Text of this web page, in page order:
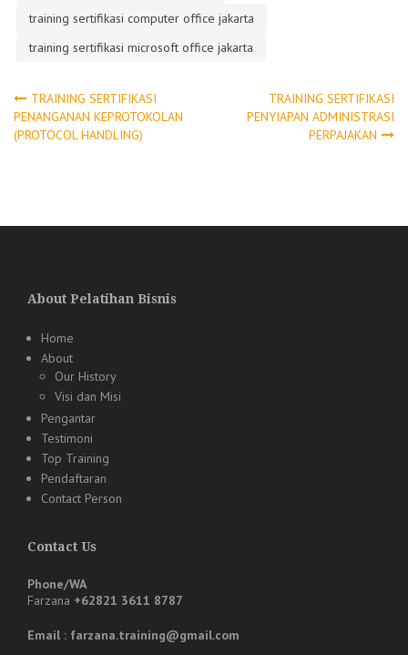
training sertifikasi computer office jakarta
training sertifikasi microsoft office jakarta
Post
navigation
TRAINING SERTIFIKASI
PENANGANAN KEPROTOKOLAN
(PROTOCOL HANDLING)
TRAINING SERTIFIKASI
PENYIAPAN ADMINISTRASI
PERPAJAKAN
About Pelatihan Bisnis
Home
About
Our History
Visi dan Misi
Pengantar
Testimoni
Top Training
Pendaftaran
Contact Person
Contact Us
Phone/WA
Farzana +62821 3611 8787
Email : farzana.training@gmail.com